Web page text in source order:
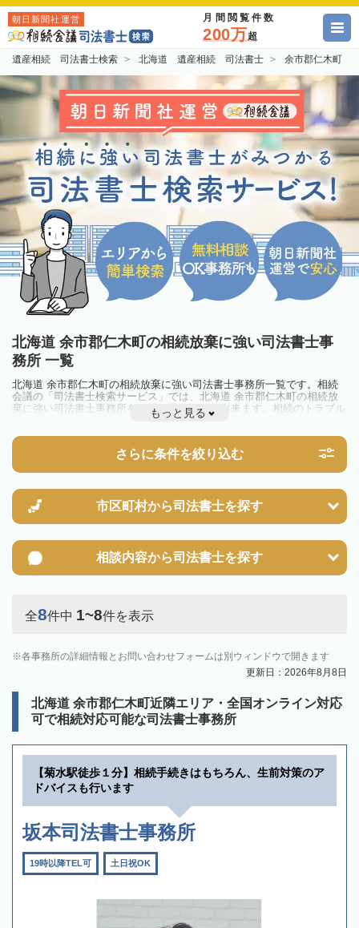
朝日新聞社運営 月間閲覧件数
200万超
遺産相続 司法書士検索 北海道 遺産相続 司法書士 余市郡仁木町
北海道 余市郡仁木町の相続放棄に強い司法書士事
務所 一覧
北海道 余市郡仁木町の相続放棄に強い司法書士事務所一覧です。相続
会議の「司法書士検索サービス」では、北海道 余市郡仁木町の相続放
棄に強い司法書士事務所を一覧で見ることが出来ます。相続のトラブル
やお悩みを抱えている方は一度近隣の司法書士に相談してみましょう。
もっと見る
さらに条件を絞り込む
市区町村から司法書士を探す
相談内容から司法書士を探す
全8件中 1~8件を表示
各事務所の詳細情報とお問い合わせフォームは別ウィンドウで開きます
更新日：2026年8月8日
北海道 余市郡仁木町近隣エリア・全国オンライン対応
可で相続対応可能な司法書士事務所
【菊水駅徒歩１分】相続手続きはもちろん、生前対策のア
ドバイスも行います
坂本司法書士事務所
19時以降TEL可 土日祝OK